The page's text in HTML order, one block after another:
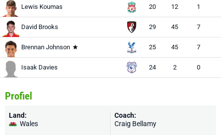
Lewis Koumas 20 12 1
David Brooks 29 45 7
Brennan Johnson 25 45 7
Isaak Davies 24 2 0
Profiel
Land:
Wales
Coach:
Craig Bellamy